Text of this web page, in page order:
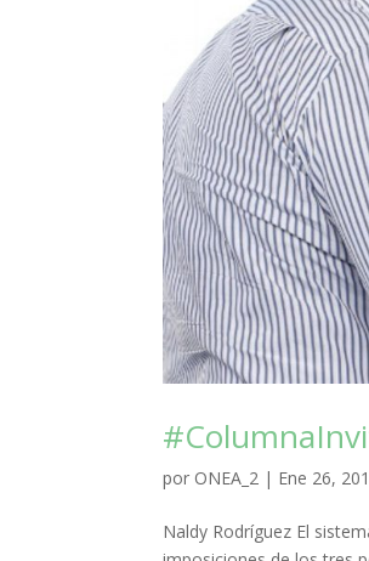
por ONEA_2 | Ene 26,
Naldy Rodríguez El